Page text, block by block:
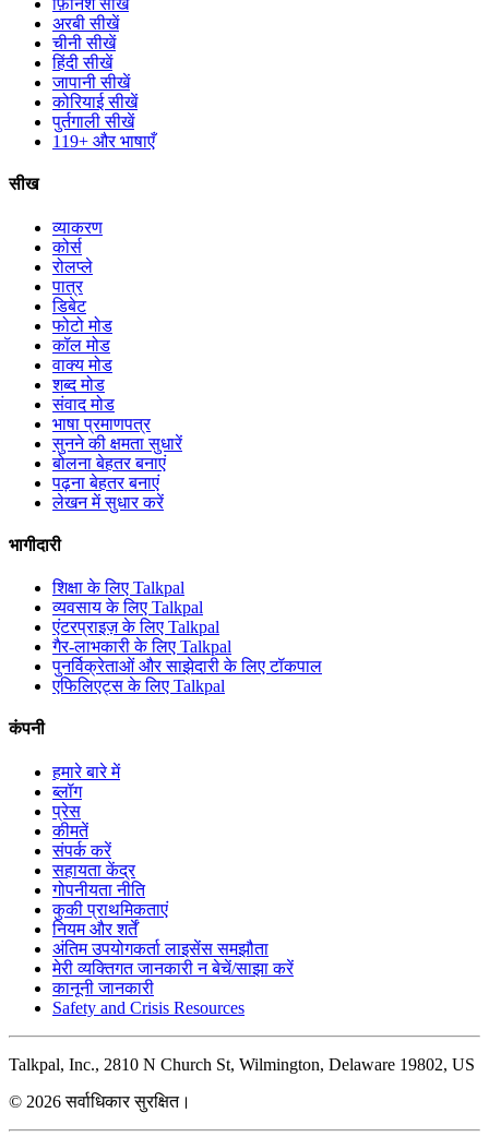
फ़िनिश सीखें
अरबी सीखें
चीनी सीखें
हिंदी सीखें
जापानी सीखें
कोरियाई सीखें
पुर्तगाली सीखें
119+ और भाषाएँ
सीख
व्याकरण
कोर्स
रोलप्ले
पात्र
डिबेट
फोटो मोड
कॉल मोड
वाक्य मोड
शब्द मोड
संवाद मोड
भाषा प्रमाणपत्र
सुनने की क्षमता सुधारें
बोलना बेहतर बनाएं
पढ़ना बेहतर बनाएं
लेखन में सुधार करें
भागीदारी
शिक्षा के लिए Talkpal
व्यवसाय के लिए Talkpal
एंटरप्राइज़ के लिए Talkpal
गैर-लाभकारी के लिए Talkpal
पुनर्विक्रेताओं और साझेदारी के लिए टॉकपाल
एफिलिएट्स के लिए Talkpal
कंपनी
हमारे बारे में
ब्लॉग
प्रेस
कीमतें
संपर्क करें
सहायता केंद्र
गोपनीयता नीति
कुकी प्राथमिकताएं
नियम और शर्तें
अंतिम उपयोगकर्ता लाइसेंस समझौता
मेरी व्यक्तिगत जानकारी न बेचें/साझा करें
कानूनी जानकारी
Safety and Crisis Resources
Talkpal, Inc., 2810 N Church St, Wilmington, Delaware 19802, US
© 2026 सर्वाधिकार सुरक्षित।